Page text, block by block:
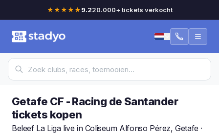
★★★★★9.220.000+ tickets verkocht
Getafe CF - Racing de Santander
tickets kopen
Beleef La Liga live in Coliseum Alfonso Pérez, Getafe ·